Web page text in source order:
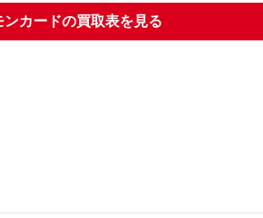
ンカードの買取表を見る